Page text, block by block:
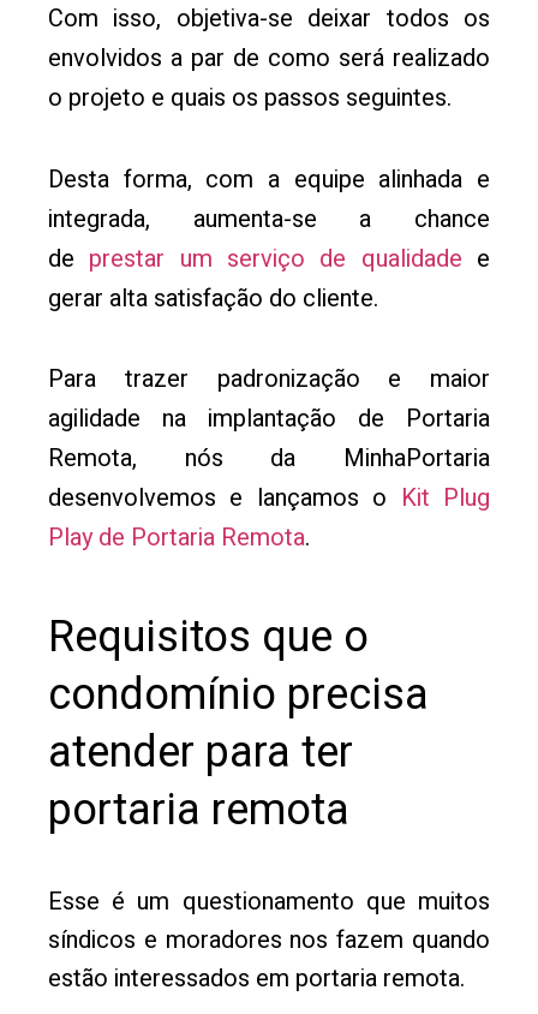
Com isso, objetiva-se deixar todos os
envolvidos a par de como será realizado
o projeto e quais os passos seguintes.
Desta forma, com a equipe alinhada e
integrada, aumenta-se a chance
de prestar um serviço de qualidade e
gerar alta satisfação do cliente.
Para trazer padronização e maior
agilidade na implantação de Portaria
Remota, nós da MinhaPortaria
desenvolvemos e lançamos o Kit Plug
Play de Portaria Remota.
Requisitos que o
condomínio precisa
atender para ter
portaria remota
Esse é um questionamento que muitos
síndicos e moradores nos fazem quando
estão interessados em portaria remota.